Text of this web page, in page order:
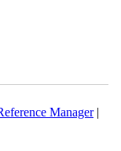
Reference Manager